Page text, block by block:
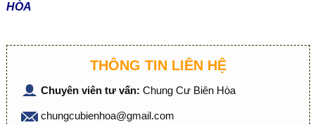
HÒA
THÔNG TIN LIÊN HỆ
Chuyên viên tư vấn: Chung Cư Biên Hòa
chungcubienhoa@gmail.com